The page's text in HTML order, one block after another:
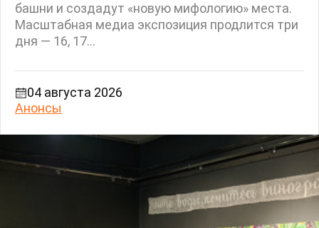
башни и создадут «новую мифологию» места.
Масштабная медиа экспозиция продлится три
дня — 16, 17...
04 августа 2026
Анонсы